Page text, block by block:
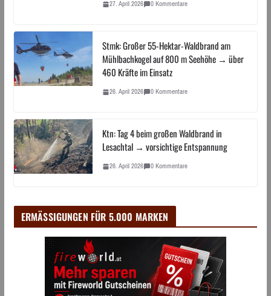
27. April 2026 0 Kommentare
Stmk: Großer 55-Hektar-Waldbrand am
Mühlbachkogel auf 800 m Seehöhe → über
460 Kräfte im Einsatz
26. April 2026 0 Kommentare
Ktn: Tag 4 beim großen Waldbrand in
Lesachtal → vorsichtige Entspannung
26. April 2026 0 Kommentare
ERMÄSSIGUNGEN FÜR 5.000 MARKEN